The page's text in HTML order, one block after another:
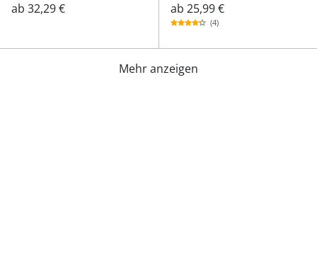
ab 32,29 € ab 25,99 €
(4)
Mehr anzeigen